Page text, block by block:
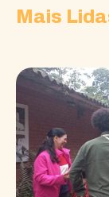
Mais